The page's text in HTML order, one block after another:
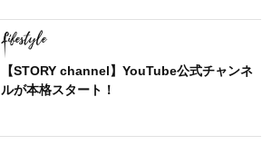
Lifestyle
【STORY channel】YouTube公式チャンネ
ルが本格スタート！